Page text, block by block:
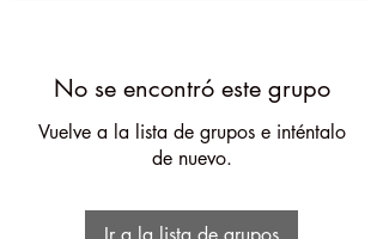
No se encontró este grupo
Vuelve a la lista de grupos e inténtalo
de nuevo.